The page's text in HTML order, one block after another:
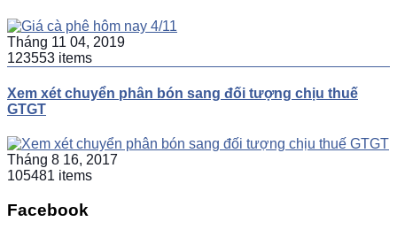
Tháng 11 04, 2019
123553 items
Xem xét chuyển phân bón sang đối tượng chịu thuế
GTGT
Tháng 8 16, 2017
105481 items
Facebook